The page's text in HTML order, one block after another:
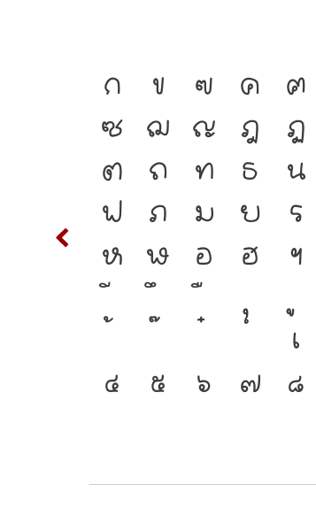
ก ข ฃ ค ฅ
ซ ฌ ญ ฎ ฏ
ต
ถ ท ธ น
ฟ
ภ ม ย ร
ห
ฬ อ ฮ ฯ
เ
๔
๕ ๖ ๗ ๘